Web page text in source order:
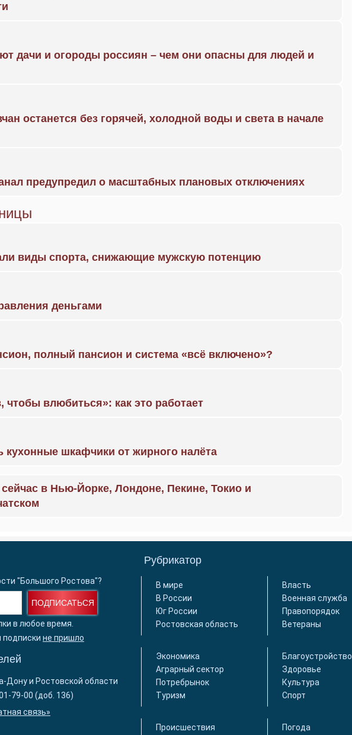
дачи и огороды россиян – чем они опасны для людей и
останется без горячей, холодной воды и света в начале
предупредил о масштабных плановых отключениях
виды спорта, снижающие мужскую потенцию
деньгами
полный пансион и система «всё включено»?
чтобы влюбиться»: как это работает
кухонные шкафчики от жирного налёта
в Нью-Йорке, Лондоне, Пекине, Токио и
"Большого Ростова"?
ПОДПИСАТЬСЯ
в любое время.
не пришло
Дону и Ростовской области
79-00 (доб. 136)
связь»
Рубрикатор
В мире
В России
Юг России
Ростовская область
Власть
Военная служба
Правопорядок
Ветераны
Экономика
Аграрный сектор
Потребрынок
Туризм
Благоустройство
Здоровье
Культура
Спорт
Происшествия Погода